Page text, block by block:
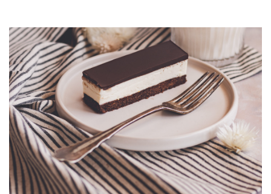
mindenmentes)